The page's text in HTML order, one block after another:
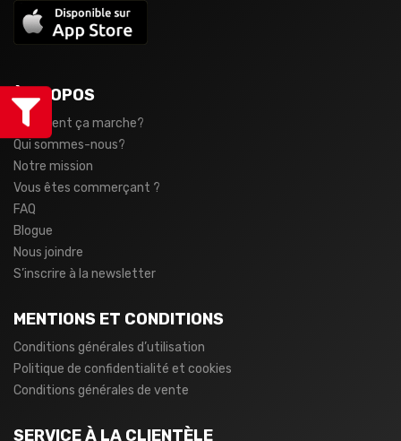
À PROPOS
Comment ça marche?
Qui sommes-nous?
Notre mission
Vous êtes commerçant ?
FAQ
Blogue
Nous joindre
S’inscrire à la newsletter
MENTIONS ET CONDITIONS
Conditions générales d’utilisation
Politique de confidentialité et cookies
Conditions générales de vente
SERVICE À LA CLIENTÈLE